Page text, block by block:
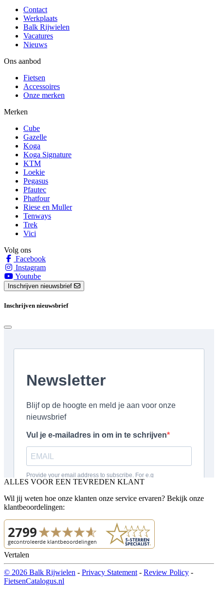
Contact
Werkplaats
Balk Rijwielen
Vacatures
Nieuws
Ons aanbod
Fietsen
Accessoires
Onze merken
Merken
Cube
Gazelle
Koga
Koga Signature
KTM
Loekie
Pegasus
Pfautec
Phatfour
Riese en Muller
Tenways
Trek
Vici
Volg ons
Facebook
Instagram
Youtube
Inschrijven nieuwsbrief
Inschrijven nieuwsbrief
ALLES VOOR EEN TEVREDEN KLANT
Wil jij weten hoe onze klanten onze service ervaren? Bekijk onze
klantbeoordelingen:
Vertalen
© 2026 Balk Rijwielen - Privacy Statement - Review Policy -
FietsenCatalogus.nl